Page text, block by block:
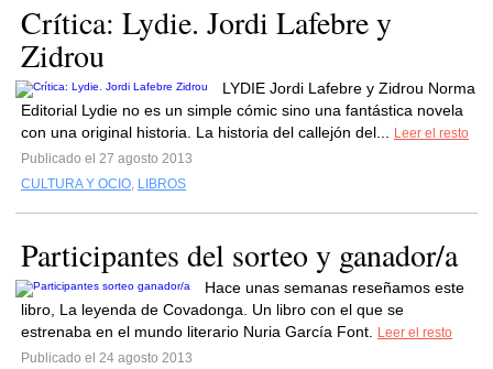
Crítica: Lydie. Jordi Lafebre y
Zidrou
LYDIE Jordi Lafebre y Zidrou Norma
Editorial Lydie no es un simple cómic sino una fantástica novela
con una original historia. La historia del callejón del...
Leer el resto
Publicado el 27 agosto 2013
CULTURA Y OCIO, LIBROS
Participantes del sorteo y ganador/a
Hace unas semanas reseñamos este
libro, La leyenda de Covadonga. Un libro con el que se
estrenaba en el mundo literario Nuria García Font.
Leer el resto
Publicado el 24 agosto 2013